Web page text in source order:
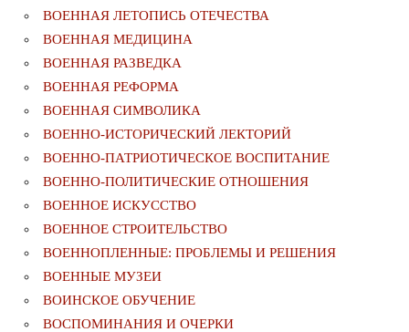
ВОЕННАЯ ЛЕТОПИСЬ ОТЕЧЕСТВА
ВОЕННАЯ МЕДИЦИНА
ВОЕННАЯ РАЗВЕДКА
ВОЕННАЯ РЕФОРМА
ВОЕННАЯ СИМВОЛИКА
ВОЕННО-ИСТОРИЧЕСКИЙ ЛЕКТОРИЙ
ВОЕННО-ПАТРИОТИЧЕСКОЕ ВОСПИТАНИЕ
ВОЕННО-ПОЛИТИЧЕСКИE ОТНОШЕНИЯ
ВОЕННОЕ ИСКУССТВО
ВОЕННОЕ СТРОИТЕЛЬСТВО
ВОЕННОПЛЕННЫЕ: ПРОБЛЕМЫ И РЕШЕНИЯ
ВОЕННЫЕ МУЗЕИ
ВОИНСКОЕ ОБУЧЕНИЕ
ВОСПОМИНАНИЯ И ОЧЕРКИ